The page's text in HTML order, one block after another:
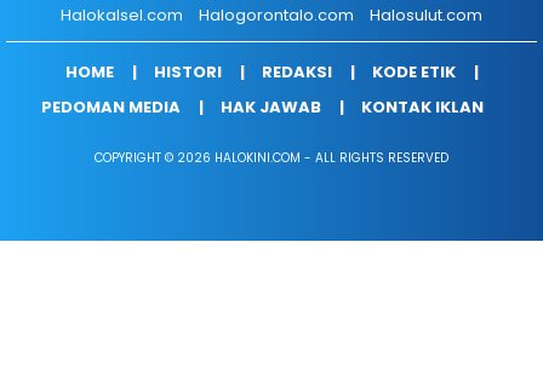
Halokalsel.com
Halogorontalo.com Halosulut.com
HOME HISTORI REDAKSI
KODE ETIK
PEDOMAN MEDIA
HAK JAWAB KONTAK IKLAN
COPYRIGHT © 2026 HALOKINI.COM - ALL RIGHTS RESERVED